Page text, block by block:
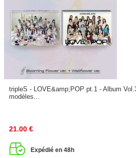
tripleS - LOVE&amp;POP pt.1 - Album
modèles...
21.00 €
Expédié en 48h